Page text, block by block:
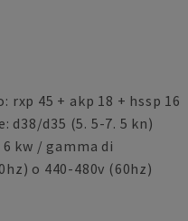
45 + akp 18 + hssp 16
d38/d35 (5. 5-7. 5 kn)
kw / gamma di
o 440-480v (60hz)